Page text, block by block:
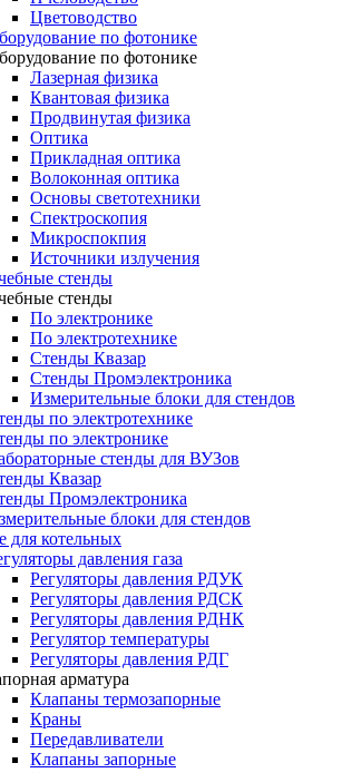
Цветоводство
по фотонике
по фотонике
Лазерная физика
Квантовая физика
Продвинутая физика
Оптика
Прикладная оптика
Волоконная оптика
Основы светотехники
Спектроскопия
Микроспокпия
Источники излучения
стенды
стенды
По электронике
По электротехнике
Стенды Квазар
Стенды Промэлектроника
Измерительные блоки для стендов
по электротехнике
по электронике
стенды для ВУЗов
Квазар
Промэлектроника
блоки для стендов
для котельных
давления газа
Регуляторы давления РДУК
Регуляторы давления РДСК
Регуляторы давления РДНК
Регулятор температуры
Регуляторы давления РДГ
арматура
Клапаны термозапорные
Краны
Передавливатели
Клапаны запорные